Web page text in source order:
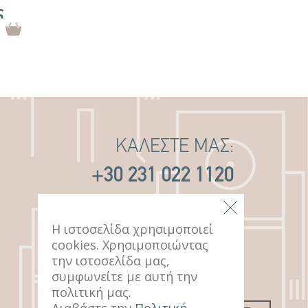
ΚΑΛΕΣΤΕ ΜΑΣ:
+30 231 022 1120
ΕΠΙΚΕΦΘΕΙΤΕ ΜΑΣ:
14 ΠΑΥΛΟΥ ΜΕΛΑ
ΘΕΣΣΑΛΟΝΙΚΗ, 546 22
Η ιστοσελίδα χρησιμοποιεί
cookies. Χρησιμοποιώντας
την ιστοσελίδα μας,
συμφωνείτε με αυτή την
πολιτική μας.